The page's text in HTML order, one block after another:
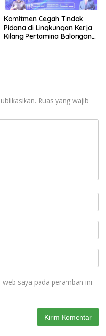
Komitmen Cegah Tindak
Pidana di Lingkungan Kerja,
Kilang Pertamina Balongan
Ruas yang wajib
saya pada peramban ini